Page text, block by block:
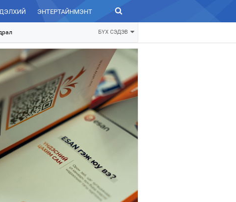
ЭНТЕРТАЙНМЭНТ ЗУРХАЙ
БҮХ СЭДЭВ